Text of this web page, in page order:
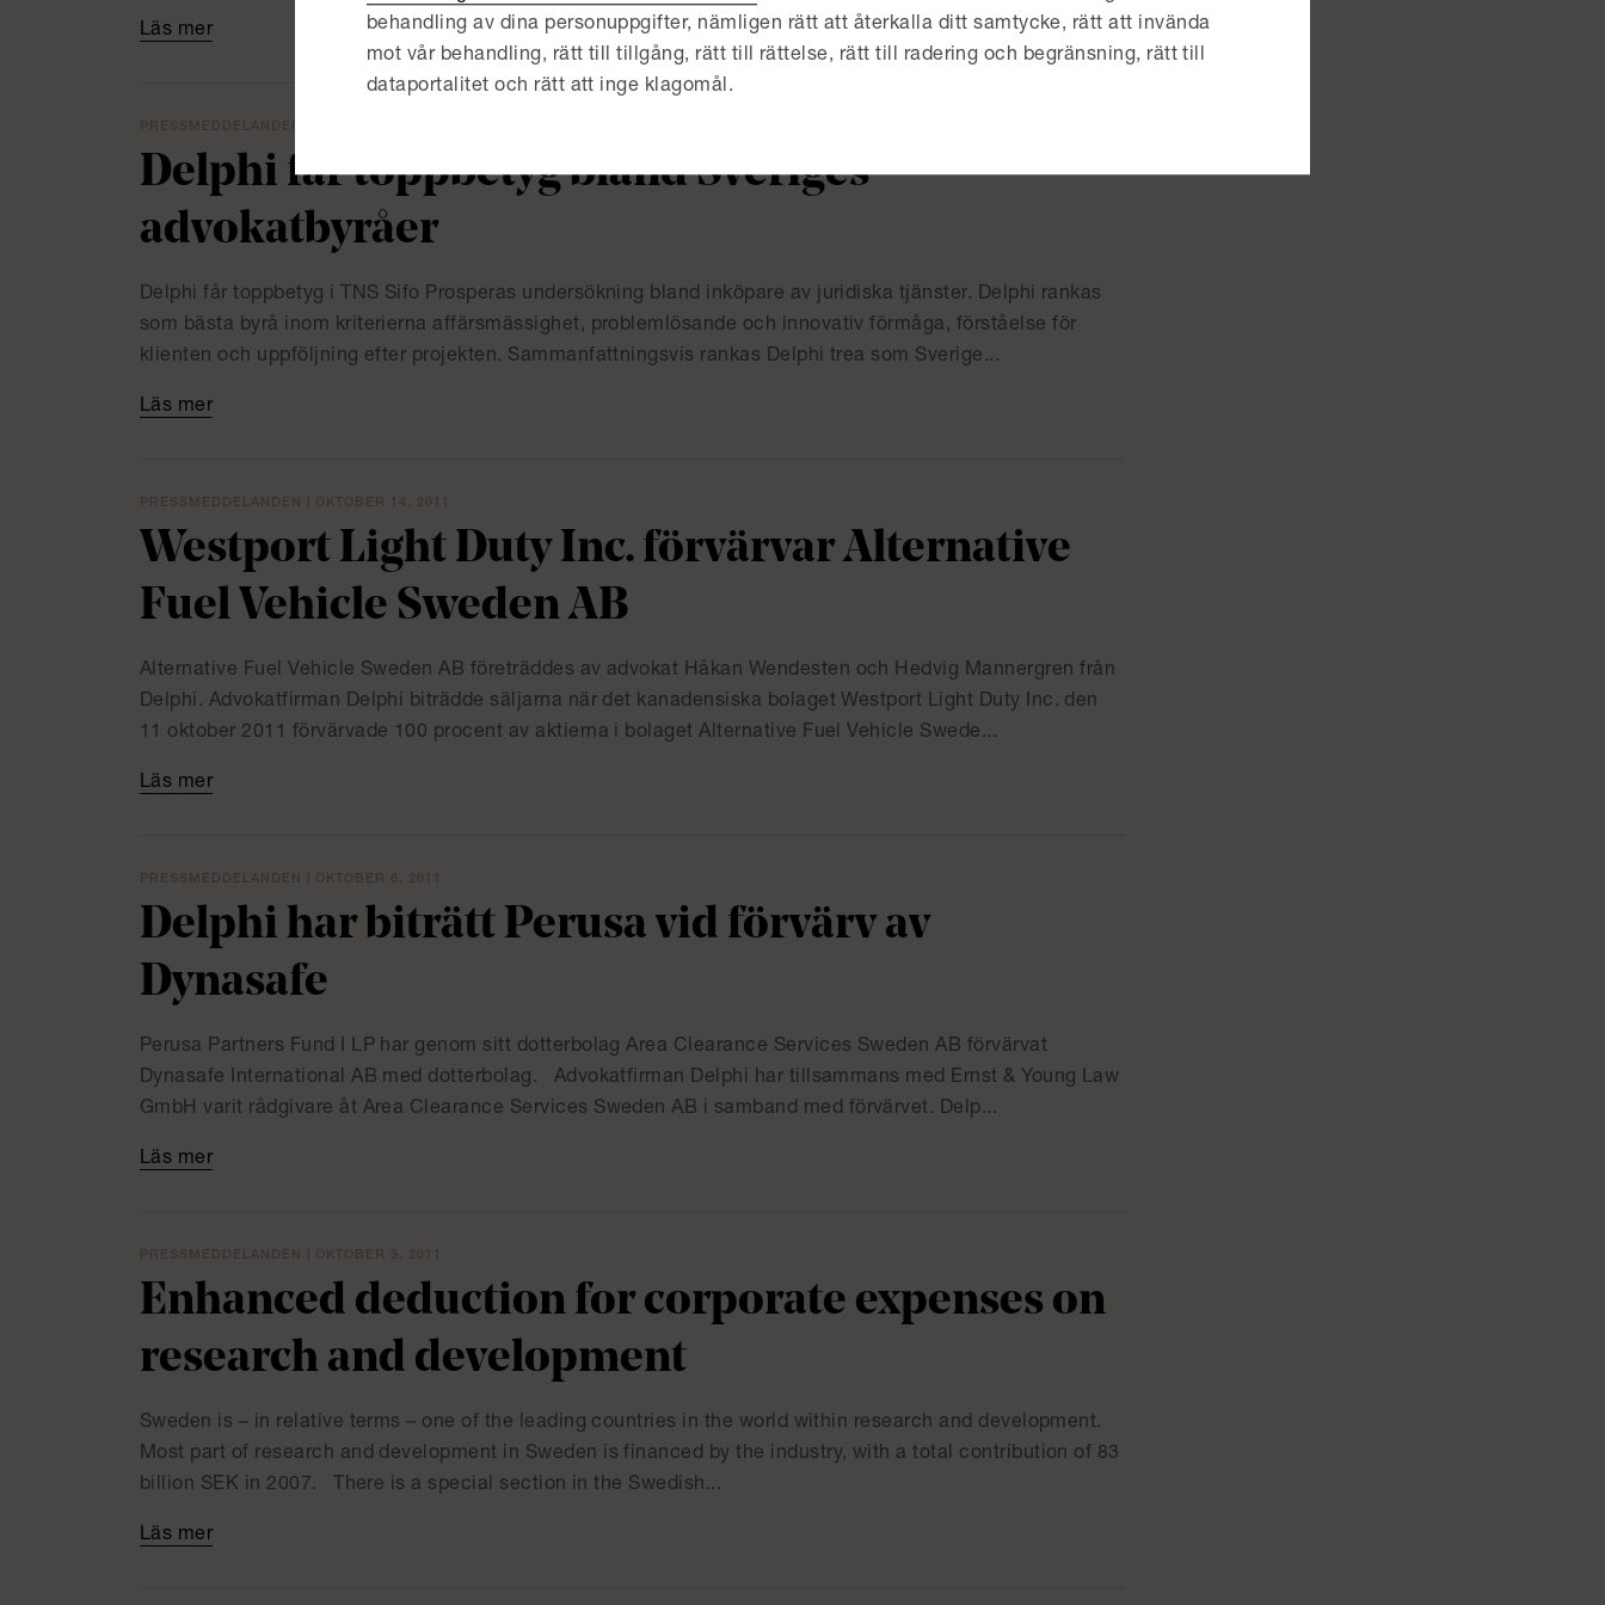
Läs mer
Delphi får toppbetyg bland Sveriges
advokatbyråer
Delphi får toppbetyg i TNS Sifo Prosperas undersökning bland inköpare av juridiska tjänster. Delphi rankas
som bästa byrå inom kriterierna affärsmässighet, problemlösande och innovativ förmåga, förståelse för
klienten och uppföljning efter projekten. Sammanfattningsvis rankas Delphi trea som Sverige...
Läs mer
Westport Light Duty Inc. förvärvar Alternative
Fuel Vehicle Sweden AB
Alternative Fuel Vehicle Sweden AB företräddes av advokat Håkan Wendesten och Hedvig Mannergren från
Delphi. Advokatfirman Delphi biträdde säljarna när det kanadensiska bolaget Westport Light Duty Inc. den
11 oktober 2011 förvärvade 100 procent av aktierna i bolaget Alternative Fuel Vehicle Swede...
Läs mer
Delphi har biträtt Perusa vid förvärv av
Dynasafe
Perusa Partners Fund I LP har genom sitt dotterbolag Area Clearance Services Sweden AB förvärvat
Dynasafe International AB med dotterbolag. Advokatfirman Delphi har tillsammans med Ernst & Young Law
GmbH varit rådgivare åt Area Clearance Services Sweden AB i samband med förvärvet. Delp...
Läs mer
Enhanced deduction for corporate expenses on
research and development
Sweden is – in relative terms – one of the leading countries in the world within research and development.
Most part of research and development in Sweden is financed by the industry, with a total contribution of 83
billion SEK in 2007. There is a special section in the Swedish...
Läs mer
behandling av dina personuppgifter, nämligen rätt att återkalla ditt samtycke, rätt att invända
mot vår behandling, rätt till tillgång, rätt till rättelse, rätt till radering och begränsning, rätt till
dataportalitet och rätt att inge klagomål.